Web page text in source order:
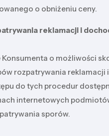
o obniżeniu ceny.
reklamacji i
o możliwości
rozpatrywania reklamacji
do tych procedur
internetowych
sporów.